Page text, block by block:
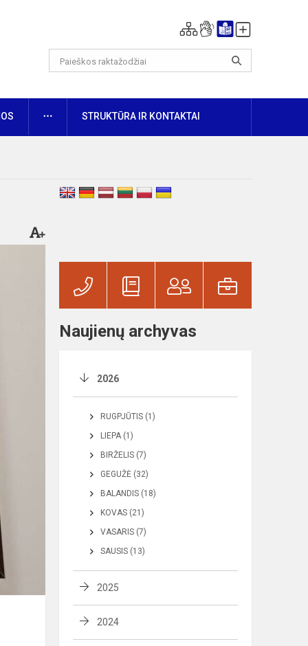
DAUGIAUSTRUKTŪRA IR KONTAKTAI
Naujienų archyvas
2026
RUGPJŪTIS (1)
LIEPA (1)
BIRŽELIS (7)
GEGUŽĖ (32)
BALANDIS (18)
KOVAS (21)
VASARIS (7)
SAUSIS (13)
2025
2024